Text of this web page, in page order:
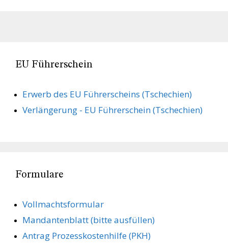
EU Führerschein
Erwerb des EU Führerscheins (Tschechien)
Verlängerung - EU Führerschein (Tschechien)
Formulare
Vollmachts­formular
Mandanten­blatt (bitte ausfüllen)
Antrag Prozesskostenhilfe (PKH)